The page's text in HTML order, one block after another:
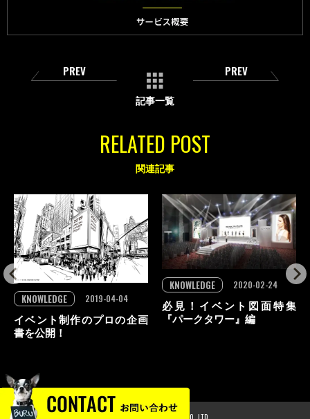
PREV
記事一覧
PREV
RELATED POST
関連記事
イベント制作のプロの企画
書を公開！
KNOWLEDGE 2019-04-04
必見！イベント図面特集
『パークタワー』編
KNOWLEDGE 2020-02-24
© 2024 GLOBAL PRODUCE CO.,LTD.